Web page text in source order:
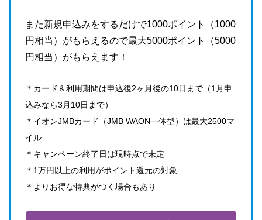
また新規申込みをするだけで1000ポイント（1000
円相当）がもらえるので最大5000ポイント（5000
円相当）がもらえます！
＊カード＆利用期間は申込後2ヶ月後の10日まで（1月申
込みなら3月10日まで）
＊イオンJMBカード（JMB WAON一体型）は最大2500マ
イル
＊キャンペーン終了日は現時点で未定
＊1万円以上の利用がポイント還元の対象
＊よりお得な特典がつく場合もあり